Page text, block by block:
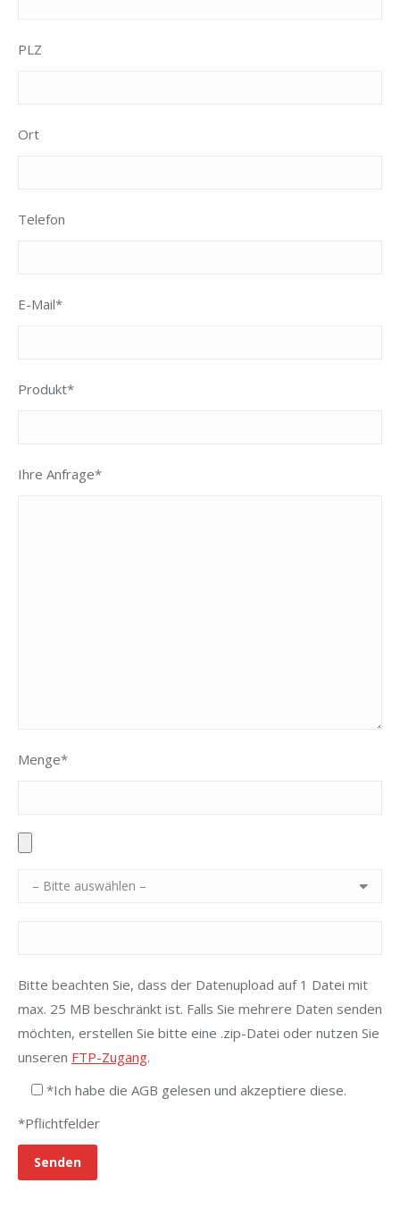
PLZ
Ort
Telefon
E-Mail*
Produkt*
Ihre Anfrage*
Menge*
Bitte beachten Sie, dass der Datenupload auf 1 Datei mit
max. 25 MB beschränkt ist. Falls Sie mehrere Daten senden
möchten, erstellen Sie bitte eine .zip-Datei oder nutzen Sie
unseren FTP-Zugang.
*Ich habe die AGB gelesen und akzeptiere diese.
*Pflichtfelder